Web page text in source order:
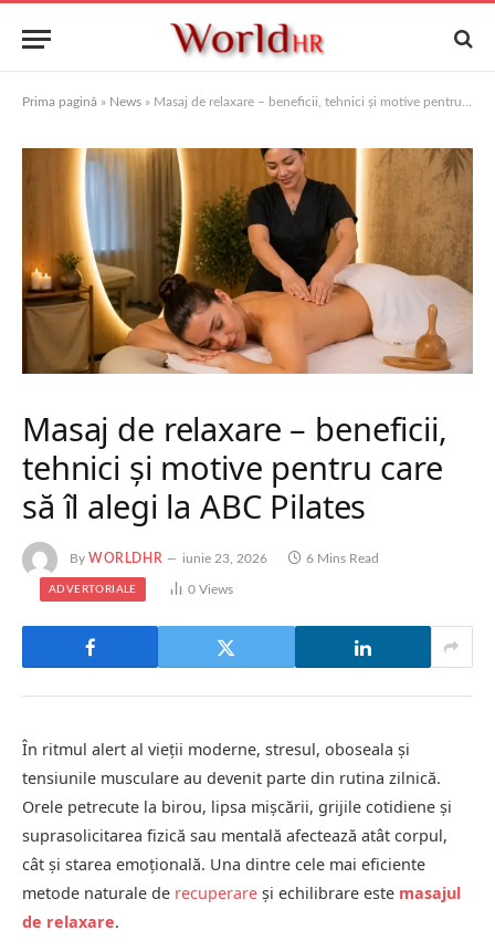
Prima pagină » News » Masaj de relaxare – beneficii, tehnici și motive pentru care să îl alegi la ABC Pilates
Masaj de relaxare – beneficii,
tehnici și motive pentru care
să îl alegi la ABC Pilates
By WORLDHR iunie 23, 2026 6 Mins Read
ADVERTORIALE 0 Views
În ritmul alert al vieții moderne, stresul, oboseala și
tensiunile musculare au devenit parte din rutina zilnică.
Orele petrecute la birou, lipsa mișcării, grijile cotidiene și
suprasolicitarea fizică sau mentală afectează atât corpul,
cât și starea emoțională. Una dintre cele mai eficiente
metode naturale de recuperare și echilibrare este masajul
de relaxare.